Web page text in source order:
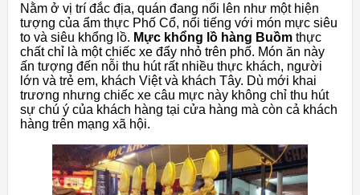
Nằm ở vị trí đắc địa, quán đang nổi lên như một hiện
tượng của ẩm thực Phố Cổ, nổi tiếng với món mực siêu
to và siêu khổng lồ. Mực khổng lồ hàng Buồm thực
chất chỉ là một chiếc xe đẩy nhỏ trên phố. Món ăn này
ấn tượng đến nỗi thu hút rất nhiều thực khách, người
lớn và trẻ em, khách Việt và khách Tây. Dù mới khai
trương nhưng chiếc xe câu mực này không chỉ thu hút
sự chú ý của khách hàng tại cửa hàng mà còn cả khách
hàng trên mạng xã hội.